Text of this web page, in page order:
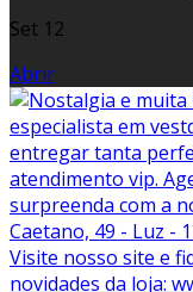
Set 12
Abrir